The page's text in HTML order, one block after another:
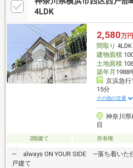
4LDK
2,580万円
間取り 4LDK
建物面積
土地面積
築年月 1988
京浜急行
15分
その他の交通
神奈川
目
2階建て 所有権
― always ON YOUR SIDE ―落ち着いた
戸建て